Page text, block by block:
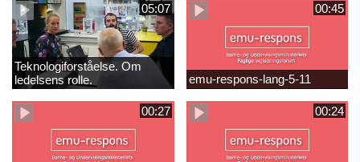
05:07
Teknologiforståelse. Om
ledelsens rolle.
Sofiendalskolen
00:45
emu-respons-lang-5-11
00:27 00:24